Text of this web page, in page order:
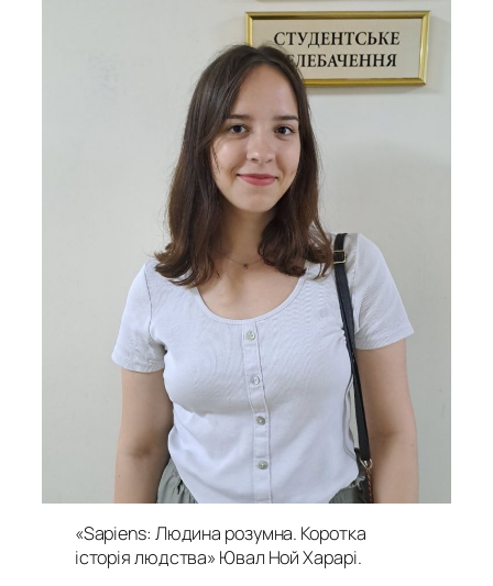
«Sapiens: Людина розумна. Коротка
історія людства» Ювал Ной Харарі.